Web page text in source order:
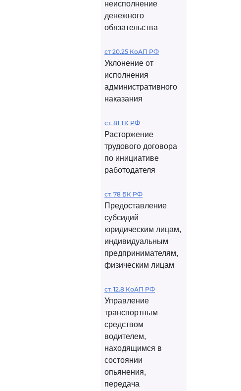
неисполнение
денежного
обязательства
ст 20.25 КоАП РФ
Уклонение от
исполнения
административного
наказания
ст. 81 ТК РФ
Расторжение
трудового договора
по инициативе
работодателя
ст. 78 БК РФ
Предоставление
субсидий
юридическим лицам,
индивидуальным
предпринимателям,
физическим лицам
ст. 12.8 КоАП РФ
Управление
транспортным
средством
водителем,
находящимся в
состоянии
опьянения,
передача